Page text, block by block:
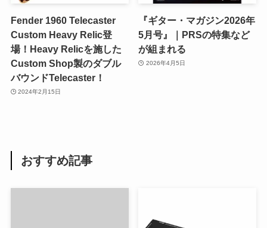
Fender 1960 Telecaster
Custom Heavy Relic登
場！Heavy Relicを施した
Custom Shop製のダブル
バウンドTelecaster！
2024年2月15日
『ギター・マガジン2026年
5月号』｜PRSの特集など
が組まれる
2026年4月5日
おすすめ記事